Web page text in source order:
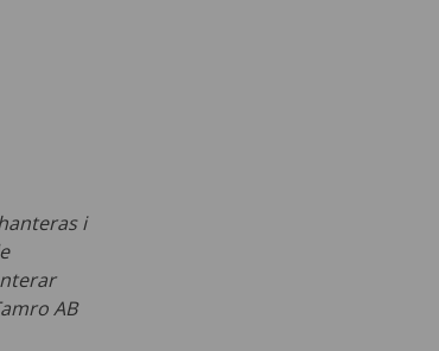
i
AB